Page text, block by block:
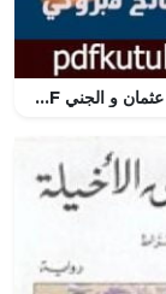
تحميل كتاب عثمان و الجني PDF تأليف صالح مبروكي مجانا [كامل]